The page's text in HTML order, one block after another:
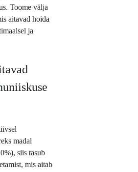
Toome välja
aitavad hoida
ja
madal
siis tasub
mis aitab